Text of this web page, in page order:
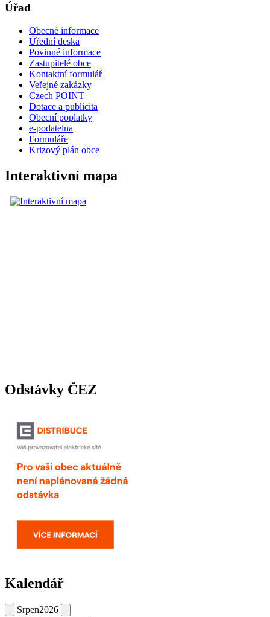
Úřad
Obecné informace
Úřední deska
Povinné informace
Zastupitelé obce
Kontaktní formulář
Veřejné zakázky
Czech POINT
Dotace a publicita
Obecní poplatky
e-podatelna
Formuláře
Krizový plán obce
Interaktivní mapa
Odstávky ČEZ
Kalendář
Srpen2026